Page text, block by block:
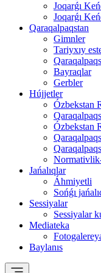
Joqarǵı
Joqarǵı
Qaraqalpaqstan
Gimnler
Tariyxıy
Bayraqlar
Gerbler
Hújjetler
Ózbekstan
Ózbekstan
Jańalıqlar
Áhmiyetli
Sońǵı
Sessiyalar
Sessiyalar
Mediateka
Baylanıs